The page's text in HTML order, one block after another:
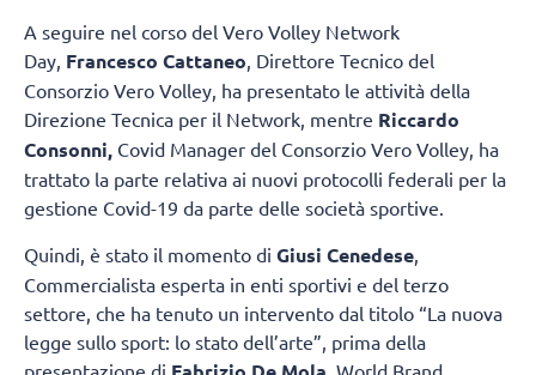
A seguire nel corso del Vero Volley Network
Day, Francesco Cattaneo, Direttore Tecnico del
Consorzio Vero Volley, ha presentato le attività della
Direzione Tecnica per il Network, mentre Riccardo
Consonni, Covid Manager del Consorzio Vero Volley, ha
trattato la parte relativa ai nuovi protocolli federali per la
gestione Covid-19 da parte delle società sportive.
Quindi, è stato il momento di Giusi Cenedese
Commercialista esperta in enti sportivi e del terzo
settore, che ha tenuto un intervento dal titolo “La nuova
legge sullo sport: lo stato dell’arte”, prima della
presentazione di
World Brand